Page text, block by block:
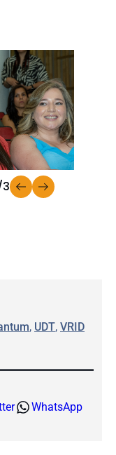
3
, UDT, VRID
WhatsApp